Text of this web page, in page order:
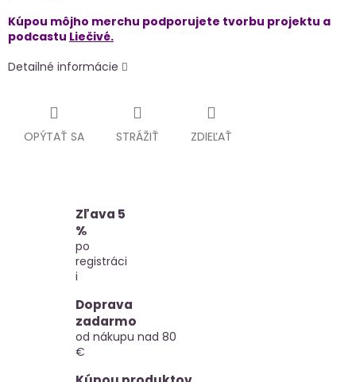
Kúpou môjho merchu podporujete tvorbu projektu a
podcastu Liečivé.
Detailné informácie
OPÝTAŤ SA STRÁŽIŤ ZDIEĽAŤ
Zľava 5
%
po
registráci
i
Doprava
zadarmo
od nákupu nad 80
€